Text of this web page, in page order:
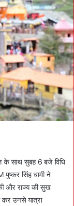
के साथ सुबह 6 बजे विधि
पुष्कर सिंह धामी ने
और राज्य की सुख
कर उनसे यात्रा